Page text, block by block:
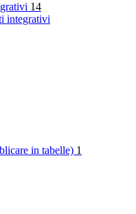
14
integrativi
in tabelle) 1